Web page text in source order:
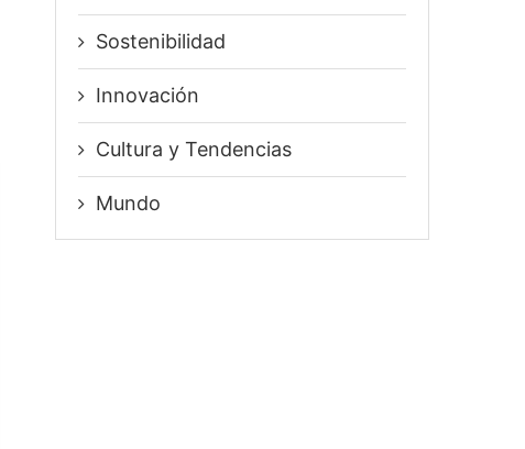
Sostenibilidad
Innovación
⁠Cultura y Tendencias
Mundo